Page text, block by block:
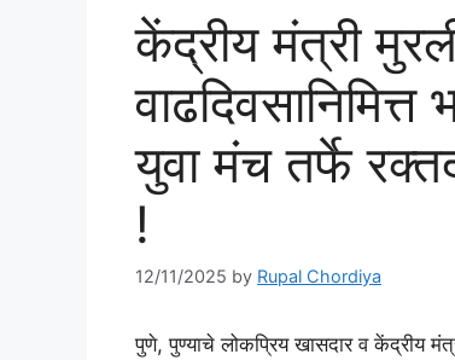
केंद्रीय मंत्री
युवा मंच तर्फे
!
12/11/2025 by Rupal Chordiya
पुणे, पुण्याचे लोकप्रिय खासदार व केंद्रीय